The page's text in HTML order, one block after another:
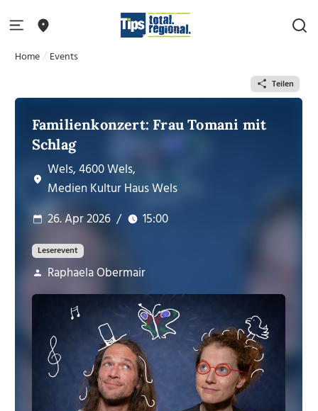
Home Events
Teilen
Familienkonzert: Frau Tomani mit
Schlag
Wels, 4600 Wels,
Medien Kultur Haus Wels
26. Apr 2026 / 15:00
Leserevent
Raphaela Obermair